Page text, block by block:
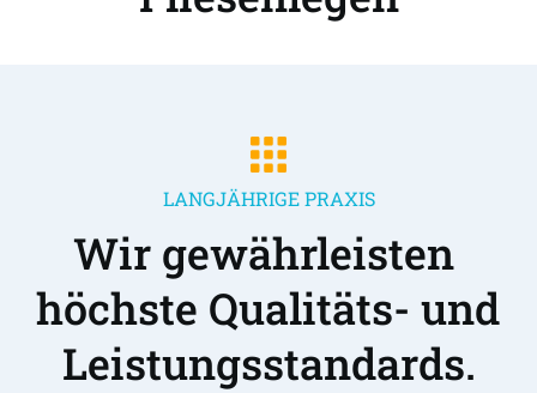
LANGJÄHRIGE PRAXIS
Wir gewährleisten
höchste Qualitäts- und
Leistungsstandards.